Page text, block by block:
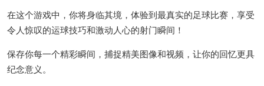
在这个游戏中，你将身临其境，体验到最真实的足球比赛，享受
令人惊叹的运球技巧和激动人心的射门瞬间！
保存你每一个精彩瞬间，捕捉精美图像和视频，让你的回忆更具
纪念意义。